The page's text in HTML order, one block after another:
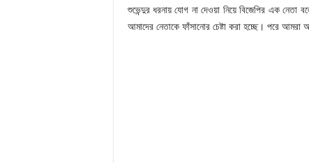
শুভেন্দুর ধরনায় যোগ না দেওয়া নিয়ে বিজেপির এক
আমাদের নেতাকে ফাঁসানোর চেষ্টা করা হচ্ছে। পরে